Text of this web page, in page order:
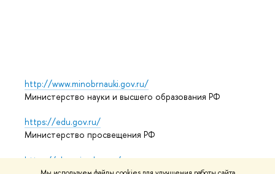
http://www.minobrnauki.gov.ru/
Министерство науки и высшего образования РФ
https://edu.gov.ru/
Министерство просвещения РФ
https://elearning.hse.ru/mooc